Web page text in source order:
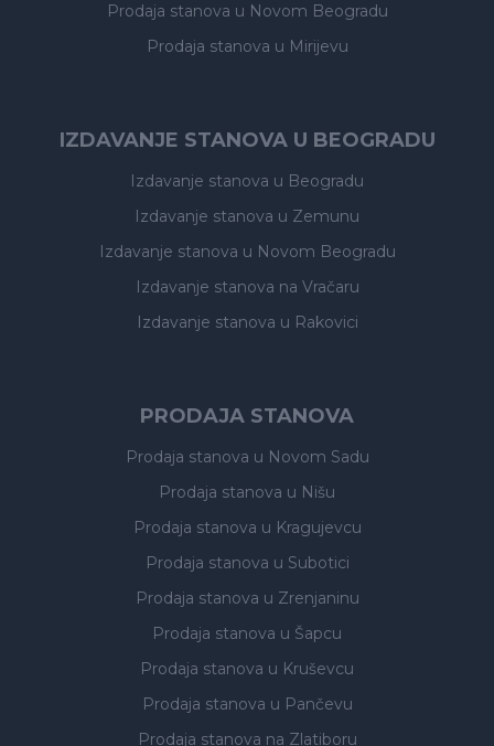
Prodaja stanova u Novom Beogradu
Prodaja stanova u Mirijevu
IZDAVANJE STANOVA U BEOGRADU
Izdavanje stanova u Beogradu
Izdavanje stanova u Zemunu
Izdavanje stanova u Novom Beogradu
Izdavanje stanova na Vračaru
Izdavanje stanova u Rakovici
PRODAJA STANOVA
Prodaja stanova u Novom Sadu
Prodaja stanova u Nišu
Prodaja stanova u Kragujevcu
Prodaja stanova u Subotici
Prodaja stanova u Zrenjaninu
Prodaja stanova u Šapcu
Prodaja stanova u Kruševcu
Prodaja stanova u Pančevu
Prodaja stanova na Zlatiboru